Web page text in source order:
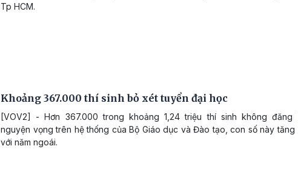
Tp HCM.
Khoảng 367.000 thí sinh bỏ xét tuyển đại học
[VOV2] - Hơn 367.000 trong khoảng 1,24 triệu thí sinh không đăng
nguyện vọng trên hệ thống của Bộ Giáo dục và Đào tạo, con số này tăng
với năm ngoái.